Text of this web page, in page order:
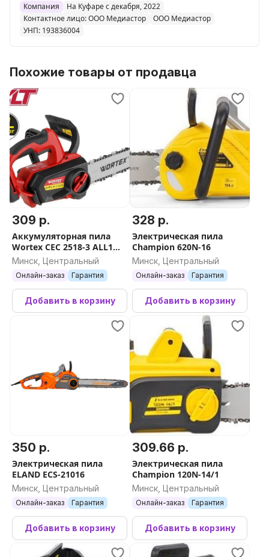
Компания
На Куфаре с декабря, 2022
Контактное лицо: ООО Медиастор
ООО Медиастор
УНП: 193836004
Похожие товары от продавца
309 р.
Аккумуляторная пила
Wortex CEC 2518-3 ALL1
XLT Solo 2325003 (без АКБ)
Минск, Центральный
Онлайн-заказ Гарантия
Добавить в корзину
328 р.
Электрическая пила
Champion 620N-16
Минск, Центральный
Онлайн-заказ Гарантия
Добавить в корзину
350 р.
Электрическая пила
ELAND ECS-21016
Минск, Центральный
Онлайн-заказ Гарантия
Добавить в корзину
309.66 р.
Электрическая пила
Champion 120N-14/1
Минск, Центральный
Онлайн-заказ Гарантия
Добавить в корзину